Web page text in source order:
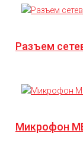
Разъем
Микрофон